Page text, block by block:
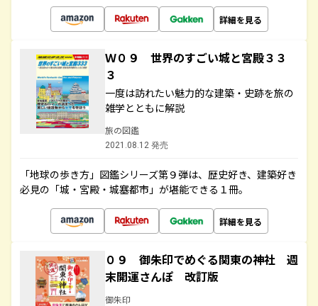
詳細を見る
Ｗ０９ 世界のすごい城と宮殿３３
３
一度は訪れたい魅力的な建築・史跡を旅の
雑学とともに解説
旅の図鑑
2021.08.12 発売
「地球の歩き方」図鑑シリーズ第９弾は、歴史好き、建築好き
必見の「城・宮殿・城塞都市」が堪能できる１冊。
詳細を見る
０９ 御朱印でめぐる関東の神社 週
末開運さんぽ 改訂版
御朱印